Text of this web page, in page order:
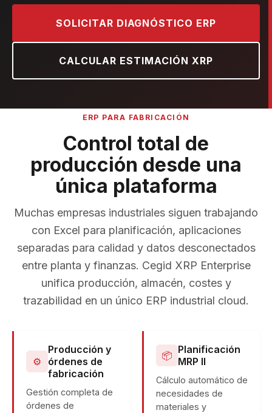
SOLICITAR DIAGNÓSTICO ERP
CALCULAR ESTIMACIÓN XRP
ERP PARA FABRICACIÓN
Control total de
producción desde una
única plataforma
Muchas empresas industriales siguen trabajando
con Excel para planificación, aplicaciones
separadas para calidad y datos desconectados
entre planta y finanzas. Cegid XRP Enterprise
unifica producción, almacén, costes y
trazabilidad en un único ERP industrial cloud.
⚙
Producción y
órdenes de
fabricación
Gestión completa de
órdenes de
📦 Planificación
MRP II
Cálculo automático de
necesidades de
materiales y